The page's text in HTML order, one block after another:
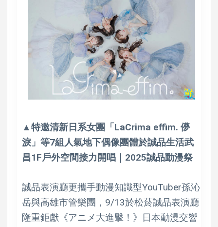
▲特邀清新日系女團「LaCrima effim. 儚
淚」等7組人氣地下偶像團體於誠品生活武
昌1F戶外空間接力開唱｜2025誠品動漫祭
誠品表演廳更攜手動漫知識型YouTuber孫沁
岳與高雄市管樂團，9/13於松菸誠品表演廳
隆重鉅獻《アニメ大進擊！》日本動漫交響